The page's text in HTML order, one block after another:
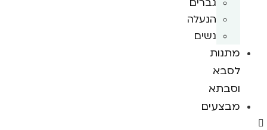
הנעלה
נשים
מתנות
לסבא
וסבתא
מבצעים